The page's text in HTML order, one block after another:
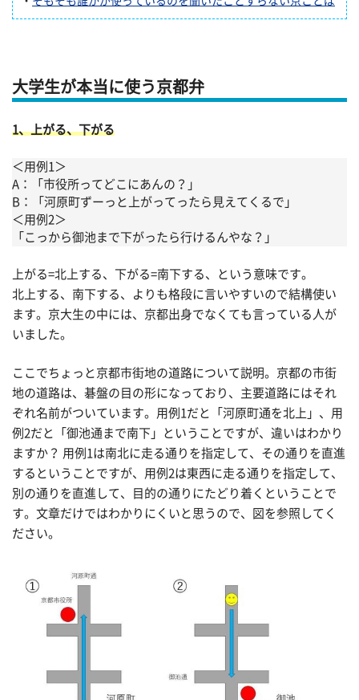
大学生が本当に使う京都弁
1、上がる、下がる
＜用例1＞
A：「市役所ってどこにあんの？」
B：「河原町ずーっと上がってったら見えてくるで」
＜用例2＞
「こっから御池まで下がったら行けるんやな？」
上がる=北上する、下がる=南下する、という意味です。
北上する、南下する、よりも格段に言いやすいので結構使い
ます。京大生の中には、京都出身でなくても言っている人が
いました。
ここでちょっと京都市街地の道路について説明。京都の市街
地の道路は、碁盤の目の形になっており、主要道路にはそれ
ぞれ名前がついています。用例1だと「河原町通を北上」、用
例2だと「御池通まで南下」ということですが、違いはわかり
ますか？ 用例1は南北に走る通りを指定して、その通りを直進
するということですが、用例2は東西に走る通りを指定して、
別の通りを直進して、目的の通りにたどり着くということで
す。文章だけではわかりにくいと思うので、図を参照してく
ださい。